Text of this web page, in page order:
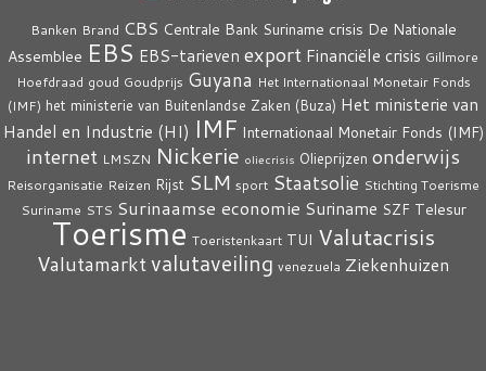
Banken Brand CBS Centrale Bank Suriname crisis De Nationale
Assemblee EBS EBS-tarieven export Financiële crisis Gillmore
Hoefdraad goud Goudprijs Guyana Het Internationaal Monetair Fonds
(IMF) het ministerie van Buitenlandse Zaken (Buza) Het ministerie van
Handel en Industrie (HI) IMF Internationaal Monetair Fonds (IMF)
internet LMSZN Nickerie oliecrisis Olieprijzen onderwijs
Reisorganisatie Reizen Rijst SLM sport Staatsolie Stichting Toerisme
Suriname STS Surinaamse economie Suriname SZF Telesur
Toerisme Toeristenkaart TUI Valutacrisis
Valutamarktvalutaveiling venezuela Ziekenhuizen